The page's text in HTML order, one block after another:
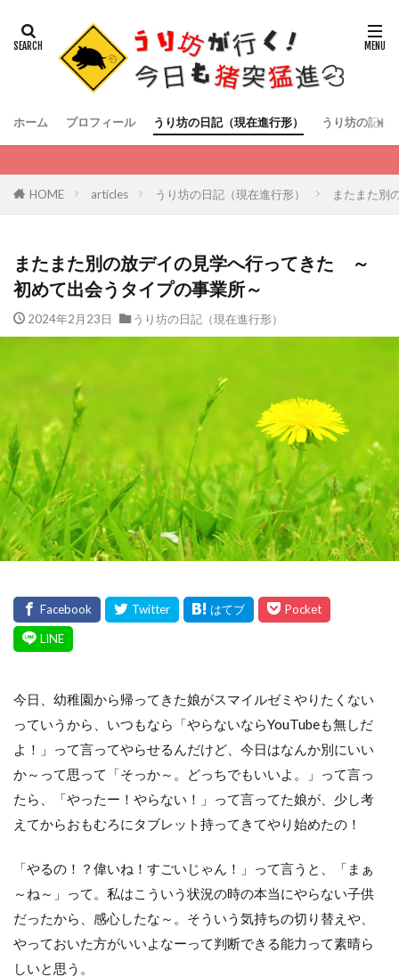
ホーム プロフィール うり坊の日記（現在進行形） うり坊の記録
HOME articles うり坊の日記（現在進行形） またまた別
またまた別の放デイの見学へ行ってきた ～
初めて出会うタイプの事業所～
2024年2月23日 うり坊の日記（現在進行形）
今日、幼稚園から帰ってきた娘がスマイルゼミやりたくない
っていうから、いつもなら「やらないならYouTubeも無しだ
よ！」って言ってやらせるんだけど、今日はなんか別にいい
か～って思って「そっか～。どっちでもいいよ。」って言っ
たら、「やったー！やらない！」って言ってた娘が、少し考
えてからおもむろにタブレット持ってきてやり始めたの！
「やるの！？偉いね！すごいじゃん！」って言うと、「まぁ
～ね～」って。私はこういう状況の時の本当にやらない子供
だったから、感心したな～。そういう気持ちの切り替えや、
やっておいた方がいいよなーって判断できる能力って素晴ら
しいと思う。